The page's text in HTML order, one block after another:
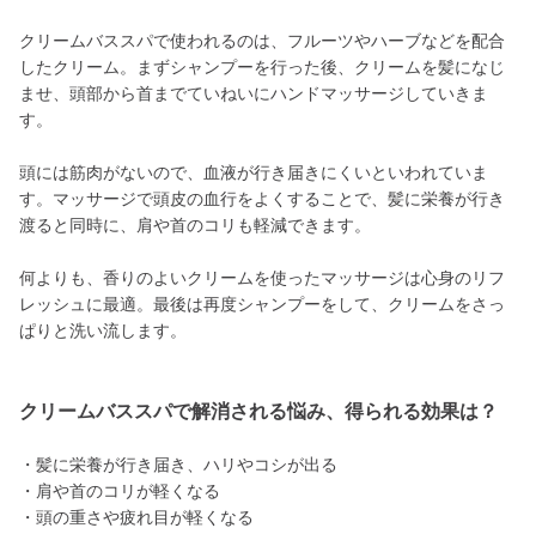
クリームバススパで使われるのは、フルーツやハーブなどを配合
したクリーム。まずシャンプーを行った後、クリームを髪になじ
ませ、頭部から首までていねいにハンドマッサージしていきま
す。
頭には筋肉がないので、血液が行き届きにくいといわれていま
す。マッサージで頭皮の血行をよくすることで、髪に栄養が行き
渡ると同時に、肩や首のコリも軽減できます。
何よりも、香りのよいクリームを使ったマッサージは心身のリフ
レッシュに最適。最後は再度シャンプーをして、クリームをさっ
ぱりと洗い流します。
クリームバススパで解消される悩み、得られる効果は？
・髪に栄養が行き届き、ハリやコシが出る
・肩や首のコリが軽くなる
・頭の重さや疲れ目が軽くなる